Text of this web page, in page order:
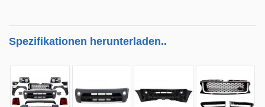
Spezifikationen herunterladen..